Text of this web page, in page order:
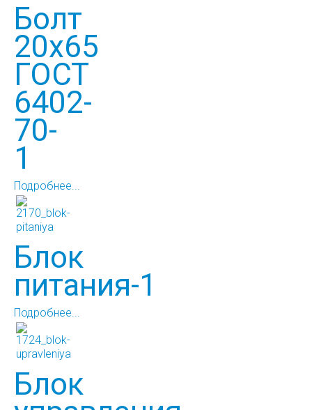
Болт
20х65
ГОСТ
6402-
70-
1
Подробнее...
Блок
питания-1
Подробнее...
Блок